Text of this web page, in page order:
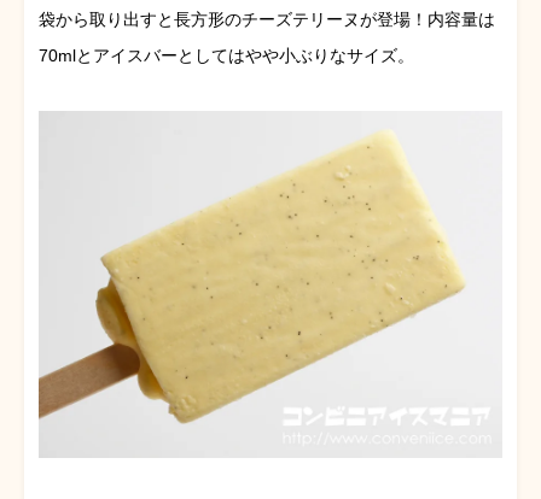
袋から取り出すと長方形のチーズテリーヌが登場！内容量は
70mlとアイスバーとしてはやや小ぶりなサイズ。